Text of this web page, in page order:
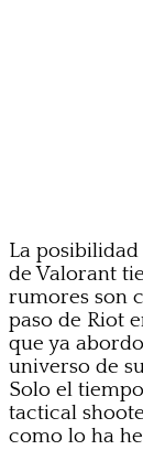
La
de Valorant
rumores son
paso de Riot
que ya abordo
universo de
Solo el
tactical
como lo ha